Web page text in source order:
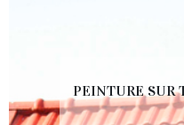
PEINTURE SUR